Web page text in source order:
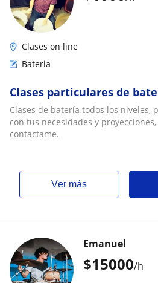
Clases on line
Bateria
Clases particulares de
Clases de batería todos los niveles,
con tus necesidades y
contactame.
ver más
$15000/h
Emanuel